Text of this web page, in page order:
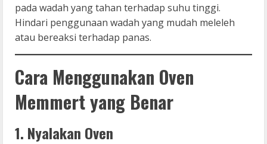
pada wadah yang tahan terhadap suhu tinggi.
Hindari penggunaan wadah yang mudah meleleh
atau bereaksi terhadap panas.
Cara Menggunakan Oven
Memmert yang Benar
1. Nyalakan Oven